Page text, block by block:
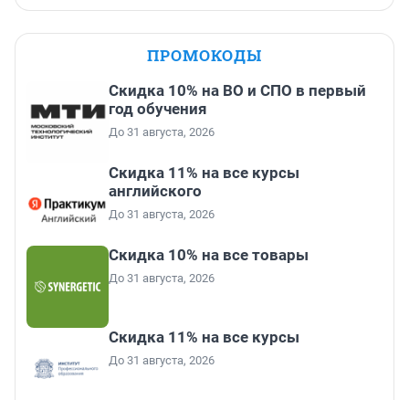
ПРОМОКОДЫ
Скидка 10% на ВО и СПО в первый
год обучения
До 31 августа, 2026
Скидка 11% на все курсы
английского
До 31 августа, 2026
Скидка 10% на все товары
До 31 августа, 2026
Скидка 11% на все курсы
До 31 августа, 2026